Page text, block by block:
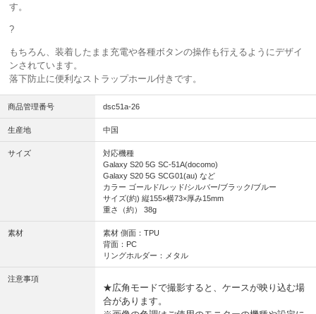
す。
?
もちろん、装着したまま充電や各種ボタンの操作も行えるようにデザイ
ンされています。
落下防止に便利なストラップホール付きです。
商品管理番号 dsc51a-26
生産地 中国
サイズ
対応機種
Galaxy S20 5G SC-51A(docomo)
Galaxy S20 5G SCG01(au) など
カラー ゴールド/レッド/シルバー/ブラック/ブルー
サイズ(約) 縦155×横73×厚み15mm
重さ（約） 38g
素材
素材 側面：TPU
背面：PC
リングホルダー：メタル
注意事項
★広角モードで撮影すると、ケースが映り込む場
合があります。